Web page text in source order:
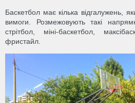
Баскетбол має кілька відгалужень,
вимоги. Розмежовують такі
стрітбол, міні-баскетбол,
фристайл.